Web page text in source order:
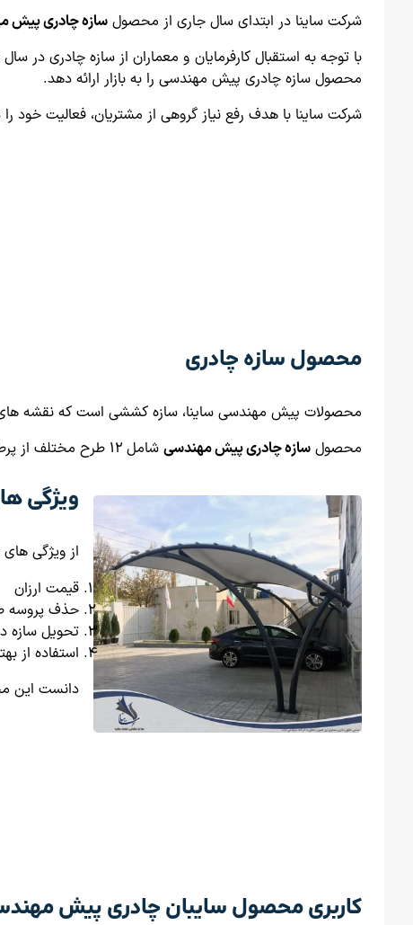
شرکت ساینا در ابتدای سال جاری از محصول سازه چادری پیش
با توجه به استقبال کارفرمایان و معماران از سازه چادری در
محصول سازه چادری پیش مهندسی را به بازار ارائه دهد.
شرکت ساینا با هدف رفع نیاز گروهی از مشتریان، فعالیت خود
محصول سازه چادری
محصولات پیش مهندسی ساینا، سازه کششی است که نقشه
محصول سازه چادری پیش مهندسی شامل 12 طرح مختلف از پرطرفدارترین فرم ها در ابعاد مشخص است.
ویژگی
از ویژگی
قیمت ارزان
حذف پروسه
تحویل سازه
استفاده از
دانست این
کاربری محصول سایبان چادری پیش